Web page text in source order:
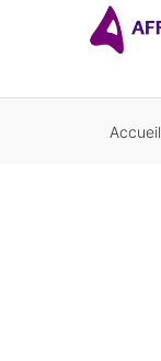
Accueil